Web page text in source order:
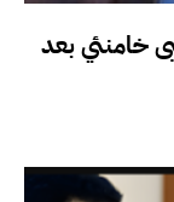
خامنئي بعد